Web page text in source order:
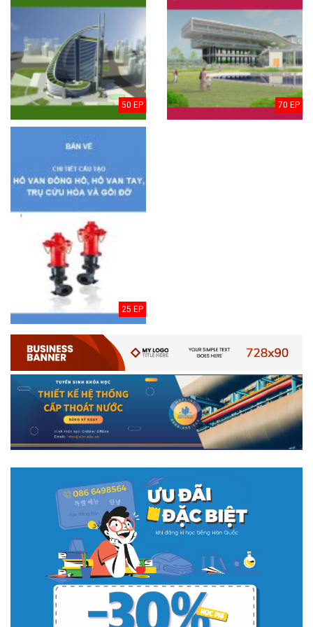
50 EP 70 EP
25 EP
# 05.04.2025 | 17:16
Tuyển sinh 2025, Khoa kỹ thuật hạ tầng và môi trường đô thị
- Đại học Kiến trúc...
Thông tin tuyển sinh đại học 2025 Khoa kỹ thuật hạ tầng và môi trường
đô thị - Đại học Kiến trúc Hà Nội Tuyển sinh đại học với 280 chỉ tiêu, thời
gian đào tạo 4,5 năm
# 05.04.2020 | 20:30
GIAO LƯU TRỰC TUYẾN - TƯ VẤN TUYỂN SINH ĐẠI HỌC